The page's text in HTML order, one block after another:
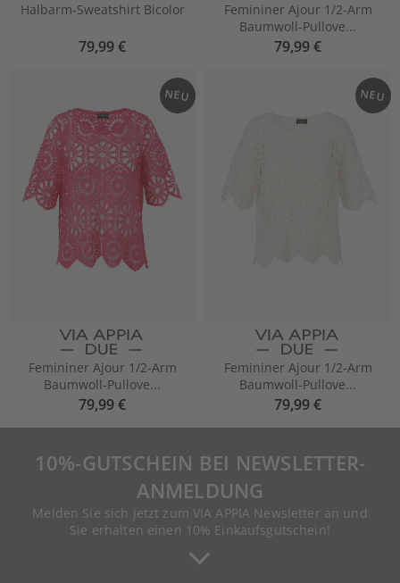
Halbarm-Sweatshirt Bicolor
79,99 €
Femininer Ajour 1/2-Arm
Baumwoll-Pullove...
79,99 €
NEU
Femininer Ajour 1/2-Arm
Baumwoll-Pullove...
79,99 €
NEU
Femininer Ajour 1/2-Arm
Baumwoll-Pullove...
79,99 €
10%-GUTSCHEIN BEI NEWSLETTER-
ANMELDUNG
Melden Sie sich jetzt zum VIA APPIA Newsletter an und
Sie erhalten einen 10% Einkaufsgutschein!